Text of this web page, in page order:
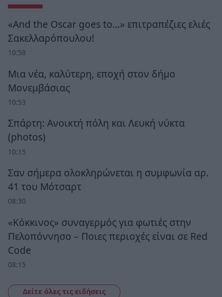
«And the Oscar goes to...» επιτραπέζιες ελιές
Σακελλαρόπουλου!
10:58
Μια νέα, καλύτερη, εποχή στον δήμο
Μονεμβάσιας
10:53
Σπάρτη: Ανοικτή πόλη και Λευκή νύκτα
(photos)
10:15
Σαν σήμερα ολοκληρώνεται η συμφωνία αρ.
41 του Μότσαρτ
08:30
«Κόκκινος» συναγερμός για φωτιές στην
Πελοπόννησο – Ποιες περιοχές είναι σε Red
Code
08:15
Δείτε όλες τις ειδήσεις